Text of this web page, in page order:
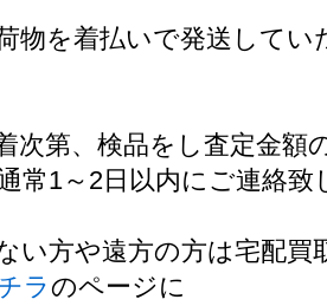
物を着払いで発送してい
次第、検品をし査定金額
常1～2日以内にご連絡致
い方や遠方の方は宅配買
ラのページに